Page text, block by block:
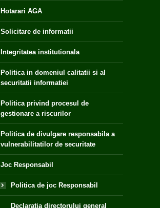
Hotarari AGA
Solicitare de informatii
Integritatea institutionala
Politica in domeniul calitatii si al
securitatii informatiei
Politica privind procesul de
gestionare a riscurilor
Politica de divulgare responsabila a
vulnerabilitatilor de securitate
Joc Responsabil
Politica de joc Responsabil
Declaratia directorului general